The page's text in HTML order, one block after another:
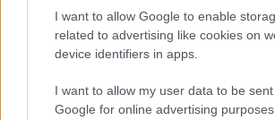
I want to allow Google to enable
related to advertising like cookies on
device identifiers in apps.
I want to allow my user data to be
Google for online advertising purposes.
Black Lotus
Ικονίου 11, Νέα Σμύρνη, τηλ.: 21
Η μόνη διεύθυνση της λίστας μας